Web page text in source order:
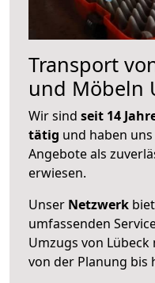
Transport
und Möbeln
Wir sind seit 14
tätig und haben
Angebote als
erwiesen.
Unser Netzwerk
umfassenden
Umzugs von
von der Planung bis